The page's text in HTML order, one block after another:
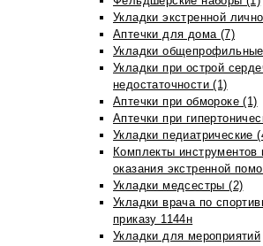
Укладки экстренной
Аптечки для дома (7)
Укладки
Укладки при острой
недостаточности (1)
Аптечки при обмороке (1)
Аптечки при
Укладки педиатрические
Комплекты
оказания экстренной
Укладки медсестры (2)
Укладки врача по
приказу 1144н
Укладки для мероприятий